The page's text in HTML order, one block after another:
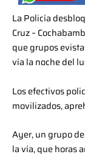
La Policía
Cruz –
que grupos
vía la noche del
Los efectivos
movilizados,
Ayer, un grupo
la vía, que horas